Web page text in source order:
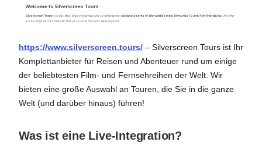
https://www.silverscreen.tours/ – Silverscreen Tours ist Ihr
Komplettanbieter für Reisen und Abenteuer rund um einige
der beliebtesten Film- und Fernsehreihen der Welt. Wir
bieten eine große Auswahl an Touren, die Sie in die ganze
Welt (und darüber hinaus) führen!
Was ist eine Live-Integration?